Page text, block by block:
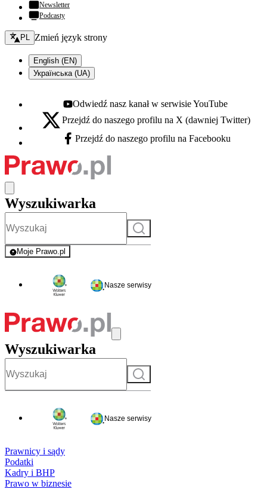
Newsletter
Podcasty
Zmień język - bieżący:
PL Zmień język strony
English (EN)
Українська (UA)
Youtube - otwiera się w nowej karcie
Odwiedź nasz kanał w serwisie YouTube
X - otwiera się w nowej karcie
Przejdź do naszego profilu na X (dawniej Twitter)
Facebook - otwiera się w nowej karcie
Przejdź do naszego profilu na Facebooku
Wyszukiwarka
Szukaj
Moje Prawo.pl
- rejestracja i logowanie do serwisu
Nasze serwisy
Wyszukiwarka
Szukaj
Nasze serwisy
Prawnicy i sądy
Podatki
Kadry i BHP
Prawo w biznesie